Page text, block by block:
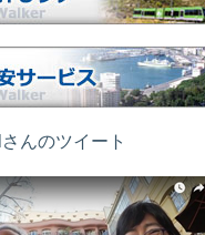
んのツイート